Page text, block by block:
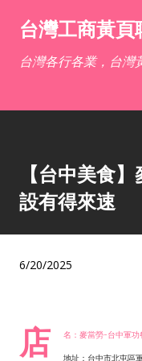
台灣工商黃頁
台灣各行各業，台灣
【台中美食
設有得來速
6/20/2025
店 名：麥當勞-台中軍功
地址：台中市北屯區